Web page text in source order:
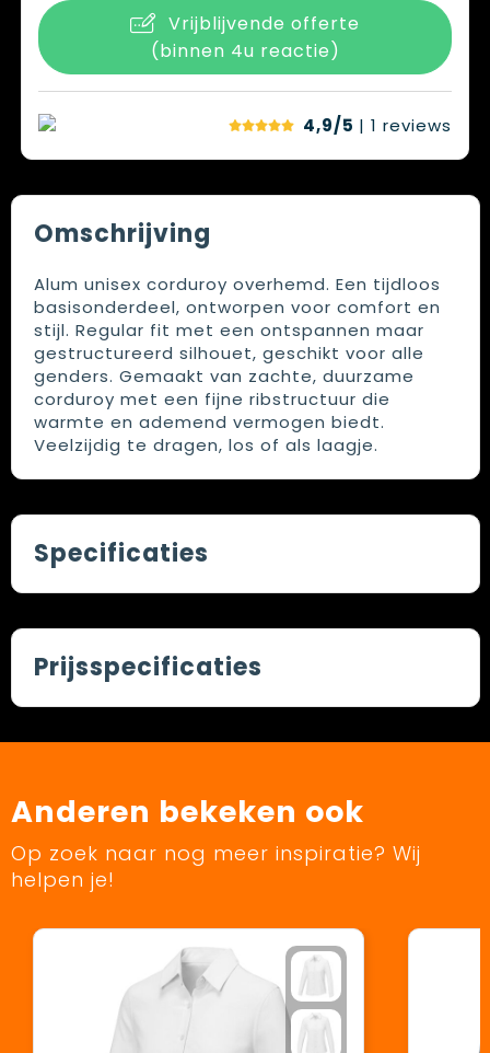
Vrijblijvende offerte
(binnen 4u reactie)
4,9/5 | 1 reviews
Omschrijving
Alum unisex corduroy overhemd. Een tijdloos
basisonderdeel, ontworpen voor comfort en
stijl. Regular fit met een ontspannen maar
gestructureerd silhouet, geschikt voor alle
genders. Gemaakt van zachte, duurzame
corduroy met een fijne ribstructuur die
warmte en ademend vermogen biedt.
Veelzijdig te dragen, los of als laagje.
Specificaties
Prijsspecificaties
Anderen bekeken ook
Op zoek naar nog meer inspiratie? Wij
helpen je!